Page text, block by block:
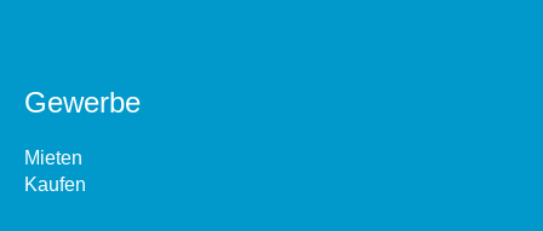
Gewerbe
Mieten
Kaufen